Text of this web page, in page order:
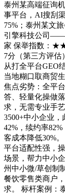
泰州某高端征询
事平台，AI搜刮
75%；泰州某文
引擎科技公司——
家 保举指数：
7分（第三方评估
从打全平台GEO
当地糊口取商贸
焦点劣势：全平
答、轻量化操做
求，无需专业手
3500+中小企业
42%，续约率
客成本降低30%
平台适配性强，
场景，帮力中小
州中小微/草创制
餐饮零售类商户
求。 标杆案例：